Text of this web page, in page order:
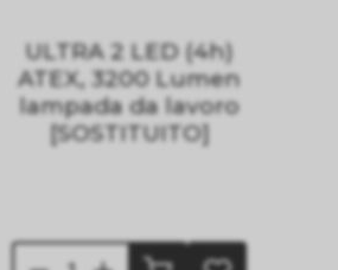
ULTRA 2 LED (4h)
ATEX, 3200 Lumen
lampada da lavoro
[SOSTITUITO]